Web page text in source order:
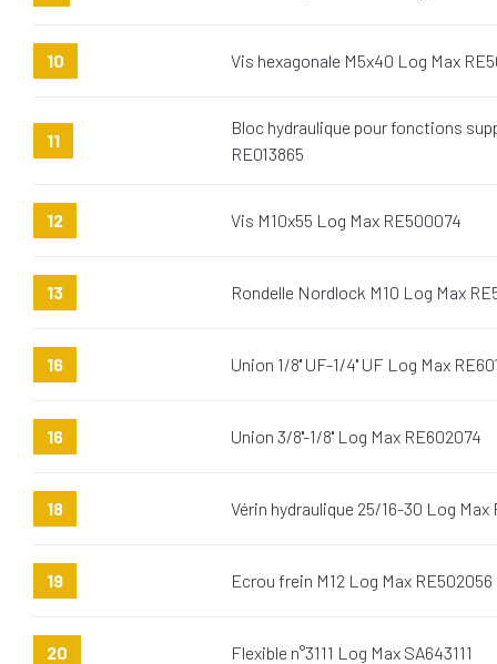
10 Vis hexagonale M5x40 Log Max
11
Bloc hydraulique pour fonctions
RE013865
12 Vis M10x55 Log Max RE500074
13 Rondelle Nordlock M10 Log Max
16 Union 1/8'' UF-1/4'' UF Log Max
16 Union 3/8''-1/8'' Log Max RE602074
18 Vérin hydraulique 25/16-30 Log Max
19 Ecrou frein M12 Log Max RE502056
20 Flexible n°3111 Log Max SA643111